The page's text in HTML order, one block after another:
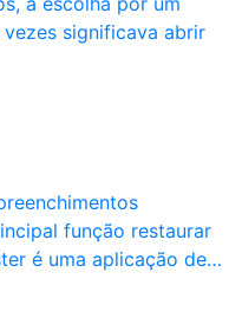
significava abrir
função restaurar
é uma aplicação de…